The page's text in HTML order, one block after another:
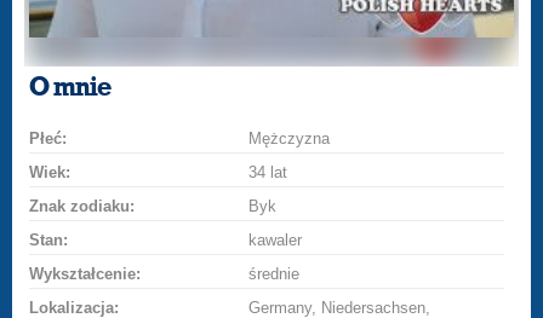
O mnie
Płeć:
Mężczyzna
Wiek:
34 lat
Znak zodiaku:
Byk
Stan:
kawaler
Wykształcenie:
średnie
Lokalizacja:
Germany, Niedersachsen,